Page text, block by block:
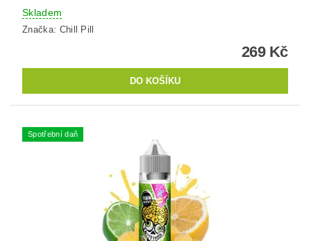
Skladem
Značka: Chill Pill
269 Kč
Spotřební daň